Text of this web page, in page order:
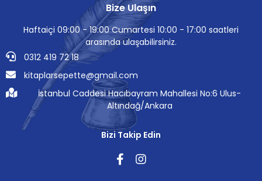
Bize Ulaşın
Haftaiçi 09:00 - 19:00 Cumartesi 10:00 - 17:00 saatleri
arasında ulaşabilirsiniz.
0312 419 72 18
kitaplarsepette@gmail.com
İstanbul Caddesi Hacıbayram Mahallesi No:6 Ulus-
Altındağ/Ankara
Bizi Takip Edin